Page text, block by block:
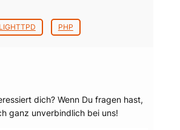
LIGHTTPD PHP
dich? Wenn Du fragen hast,
ganz unverbindlich bei uns!